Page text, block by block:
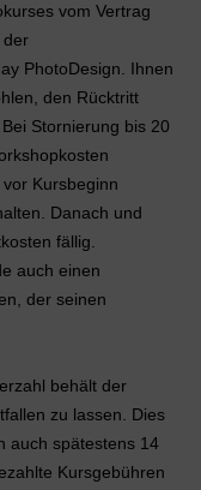
vom Vertrag
der
PhotoDesign. Ihnen
den Rücktritt
Stornierung bis 20
Kursbeginn
Danach und
fällig.
auch einen
der seinen
behält der
zu lassen. Dies
auch spätestens 14
Kursgebühren